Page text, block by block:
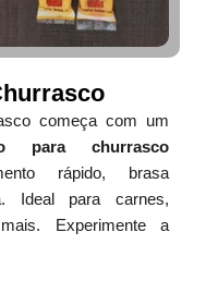
começa com um
para churrasco
rápido, brasa
Ideal para carnes,
Experimente a